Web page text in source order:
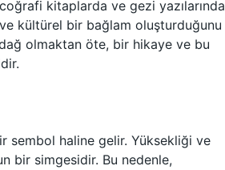
kitaplarda ve gezi yazılarında
kültürel bir bağlam oluşturduğunu
olmaktan öte, bir hikaye ve bu
sembol haline gelir. Yüksekliği ve
bir simgesidir. Bu nedenle,